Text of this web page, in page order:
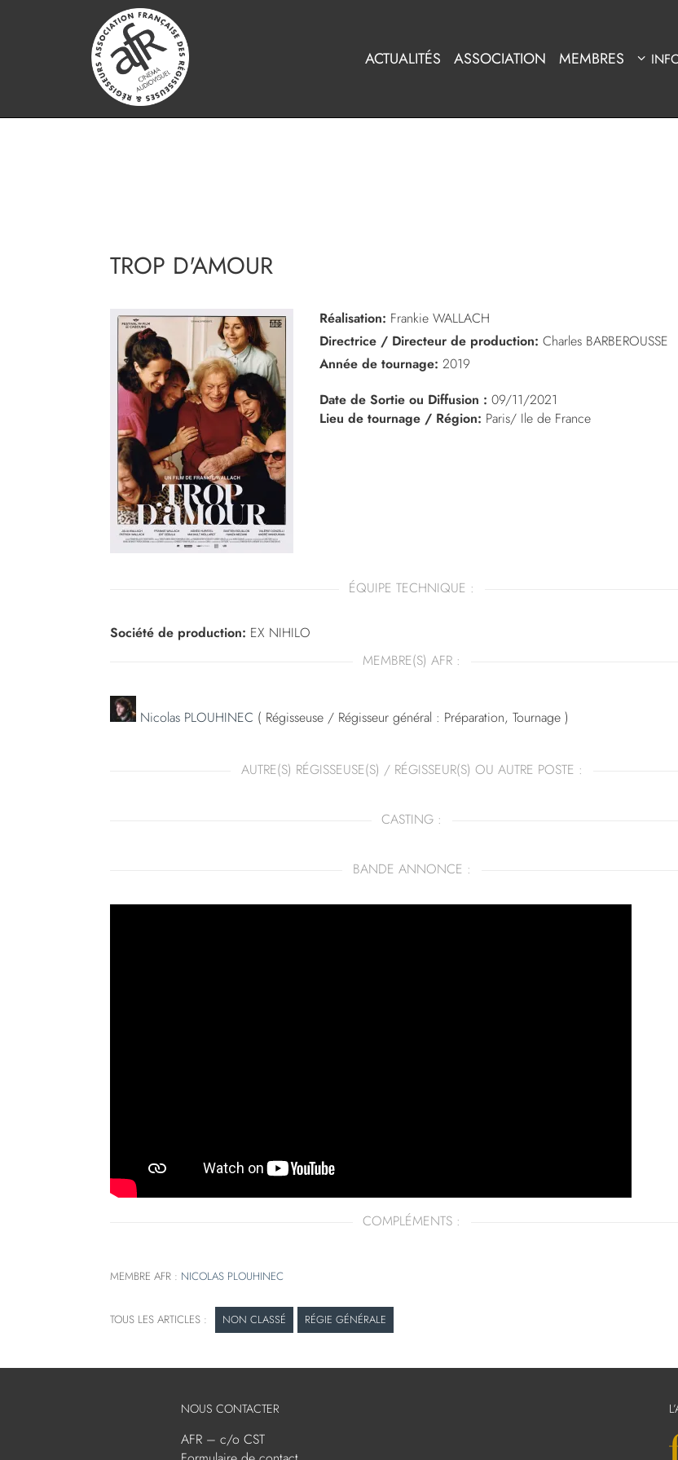
ACTUALITÉS ASSOCIATION MEMBRES
TROP D'AMOUR
Réalisation: Frankie WALLACH
Directrice / Directeur de production: Charles BARBEROUSSE
Année de tournage: 2019
Date de Sortie ou Diffusion : 09/11/2021
Lieu de tournage / Région: Paris/ Ile de France
ÉQUIPE TECHNIQUE :
Société de production: EX NIHILO
MEMBRE(S) AFR :
Nicolas PLOUHINEC ( Régisseuse / Régisseur général : Préparation, Tournage )
AUTRE(S) RÉGISSEUSE(S) / RÉGISSEUR(S) OU AUTRE POSTE :
CASTING :
BANDE ANNONCE :
COMPLÉMENTS :
MEMBRE AFR : NICOLAS PLOUHINEC
NON CLASSÉ RÉGIE GÉNÉRALE
NOUS CONTACTER
AFR – c/o CST